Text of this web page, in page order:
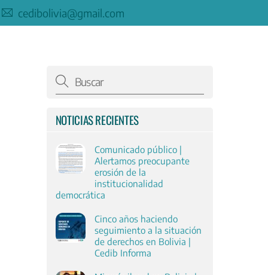
cedibolivia@gmail.com
NOTICIAS RECIENTES
Comunicado público |
Alertamos preocupante
erosión de la
institucionalidad
democrática
Cinco años haciendo
seguimiento a la situación
de derechos en Bolivia |
Cedib Informa